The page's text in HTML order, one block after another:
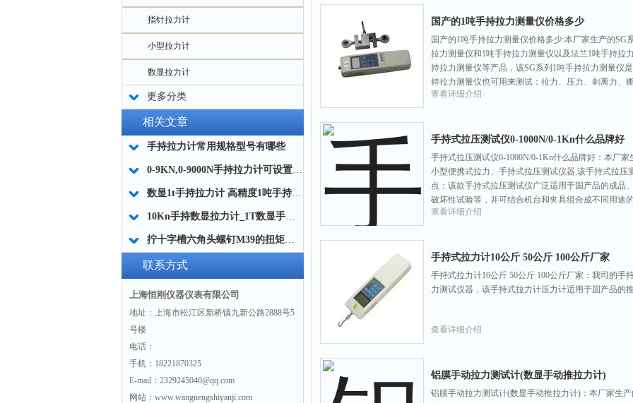
指针拉力计
小型拉力计
数显拉力计
更多分类
相关文章
手持拉力计常用规格型号有哪些
0-9KN,0-9000N手持拉力计可设置拉力单位
数显1t手持拉力计 高精度1吨手持拉力计 便携式1T数字拉力计品牌
10Kn手持数显拉力计_1T数显手持拉力计_1吨数显手持测力计
拧十字槽六角头螺钉M39的扭矩扳手,1800-25N.m扭矩电动扳手
联系方式
上海恒刚仪器仪表有限公司
地址：上海市松江区新桥镇九新公路2888号5
号楼
电话：
手机：18221870325
E-mail：2329245040@qq.com
网站：www.wangnengshiyanji.com
国产的1吨手持拉力测量仪价格多少
国产的1吨手持拉力测量仪价格多少:本厂家生产的SG
拉力测量仪和1吨手持拉力测量仪以及法兰1吨手持拉
持拉力测量仪等产品，该SG系列1吨手持拉力测量仪
持拉力测量仪也可用来测试：拉力、压力、剥离力、
破力、开启力等;
查看详细介绍
手持式拉压测试仪0-1000N/0-1Kn什么品牌好
手持式拉压测试仪0-1000N/0-1Kn什么品牌好：本厂
小型便携式拉力、手持式拉压测试仪器,该手持式拉
点；该款手持式拉压测试仪广泛适用于国产品的成品
破坏性试验等，并可结合机台和夹具组合成不同用途
查看详细介绍
手持式拉力计10公斤 50公斤 100公斤厂家
手持式拉力计10公斤 50公斤 100公斤厂家：我司的
力测试仪器，该手持式拉力计压力计适用于国产品的
查看详细介绍
铝膜手动拉力测试计(数显手动推拉力计)
铝膜手动拉力测试计(数显手动推拉力计)：本厂家生